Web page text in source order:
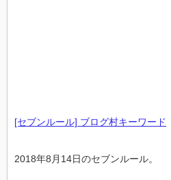
[セブンルール] ブログ村キーワード
2018年8月14日のセブンルール。